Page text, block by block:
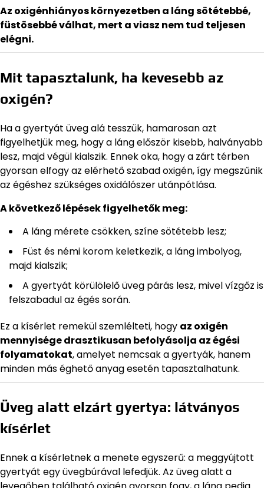
Az oxigénhiányos környezetben a láng sötétebbé,
füstösebbé válhat, mert a viasz nem tud teljesen
elégni.
Mit tapasztalunk, ha kevesebb az
oxigén?
Ha a gyertyát üveg alá tesszük, hamarosan azt
figyelhetjük meg, hogy a láng először kisebb, halványabb
lesz, majd végül kialszik. Ennek oka, hogy a zárt térben
gyorsan elfogy az elérhető szabad oxigén, így megszűnik
az égéshez szükséges oxidálószer utánpótlása.
A következő lépések figyelhetők meg:
A láng mérete csökken, színe sötétebb lesz;
Füst és némi korom keletkezik, a láng imbolyog,
majd kialszik;
A gyertyát körülölelő üveg párás lesz, mivel vízgőz is
felszabadul az égés során.
Ez a kísérlet remekül szemlélteti, hogy az oxigén
mennyisége drasztikusan befolyásolja az égési
folyamatokat, amelyet nemcsak a gyertyák, hanem
minden más éghető anyag esetén tapasztalhatunk.
Üveg alatt elzárt gyertya: látványos
kísérlet
Ennek a kísérletnek a menete egyszerű: a meggyújtott
gyertyát egy üvegbúrával lefedjük. Az üveg alatt a